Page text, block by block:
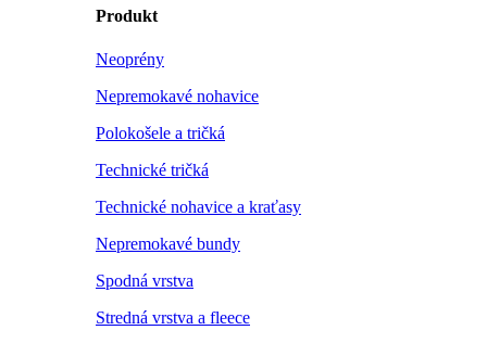
Produkt
Neoprény
Nepremokavé nohavice
Polokošele a tričká
Technické tričká
Technické nohavice a kraťasy
Nepremokavé bundy
Spodná vrstva
Stredná vrstva a fleece